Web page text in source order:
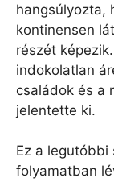
hangsúlyozta,
kontinensen
részét
indokolatlan
családok és a
jelentette ki.
Ez a legutóbbi
folyamatban